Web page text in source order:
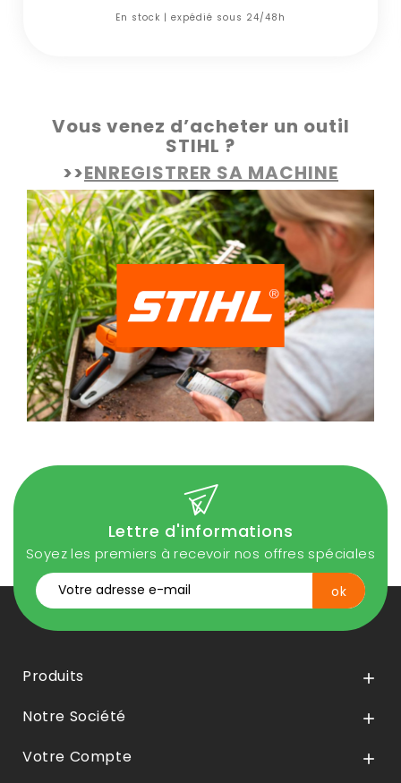
En stock | expédié sous 24/48h
Vous venez d’acheter un outil
STIHL ?
>>ENREGISTRER SA MACHINE
Lettre d'informations
Soyez les premiers à recevoir nos offres spéciales
Produits 
Notre Société 
Votre Compte 